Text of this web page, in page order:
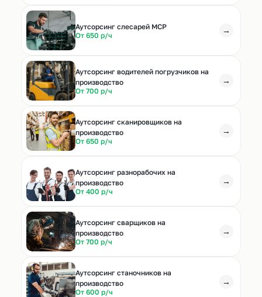
Аутсорсинг слесарей МСР
От 650 р/ч
→
Аутсорсинг водителей погрузчиков на
производство
От 700 р/ч
→
Аутсорсинг сканировщиков на
производство
От 650 р/ч
→
Аутсорсинг разнорабочих на
производство
От 400 р/ч
→
Аутсорсинг сварщиков на
производство
От 700 р/ч
→
Аутсорсинг станочников на
производство
От 600 р/ч
→